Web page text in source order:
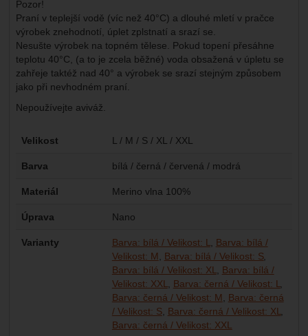
Pozor!
Praní v teplejší vodě (víc než 40°C) a dlouhé mletí v pračce
výrobek znehodnotí, úplet zplstnatí a srazí se.
Nesušte výrobek na topném tělese. Pokud topení přesáhne
teplotu 40°C, (a to je zcela běžné) voda obsažená v úpletu se
zahřeje taktéž nad 40° a výrobek se srazí stejným způsobem
jako při nevhodném praní.
Nepoužívejte aviváž.
Parametry
Velikost L / M / S / XL / XXL
Barva bílá / černá / červená / modrá
Materiál Merino vlna 100%
Úprava Nano
Varianty Barva: bílá / Velikost: L
Barva: bílá /
Velikost: M
Barva: bílá / Velikost: S
Barva: bílá / Velikost: XL
Barva: bílá /
Velikost: XXL
Barva: černá / Velikost: L
Barva: černá / Velikost: M
Barva: černá
/ Velikost: S Barva: černá / Velikost: XL
Barva: černá / Velikost: XXL